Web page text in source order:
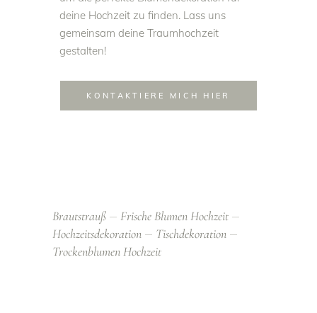
deine Hochzeit zu finden. Lass uns
gemeinsam deine Traumhochzeit
gestalten!
KONTAKTIERE MICH HIER
Brautstrauß
Frische Blumen Hochzeit
Hochzeitsdekoration
Tischdekoration
Trockenblumen Hochzeit